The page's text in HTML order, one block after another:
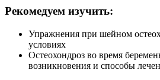
Рекомедуем изучить:
Упражнения при шейном
условиях
Остеохондроз во время
возникновения и способы